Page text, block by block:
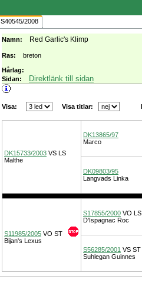
S40545/2008
Namn: Red Garlic's Klimp
Ras: breton
Hårlag:
Sidan:
Direktlänk till sidan
Visa: Visa titlar:
DK15733/2003 VS LS
Malthe
DK13865/97
Marco
DK09803/95
Langvads Linka
S11985/2005 VO ST
Bijan's Lexus
S17855/2000 VO LS
D'Ispagnac Roc
S56285/2001 VS ST
Suhlegan Guinnes